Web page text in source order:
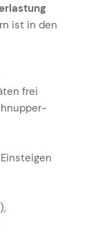
ist in den
frei